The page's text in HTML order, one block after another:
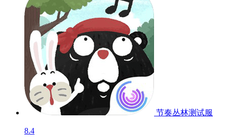
节奏丛林测试服
8.4